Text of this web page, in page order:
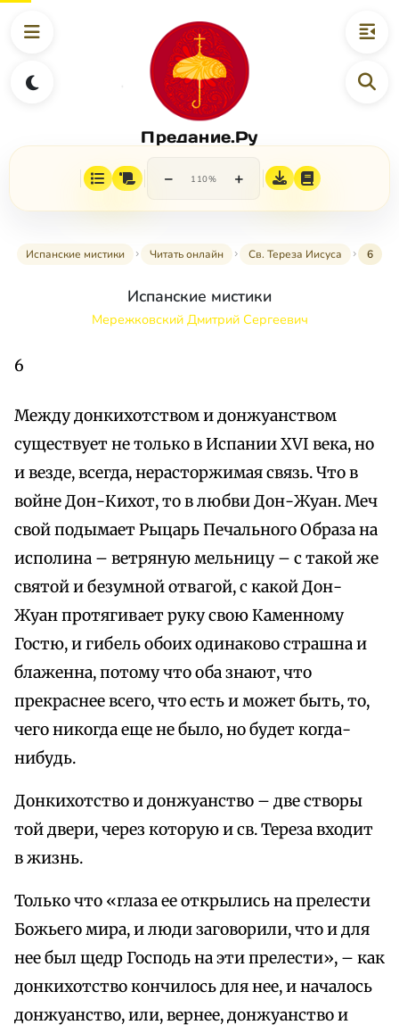
Предание.Ру
− 110% +
Испанские мистики Читать онлайн Св. Тереза Иисуса 6
Испанские мистики
Мережковский Дмитрий Сергеевич
6
Между донкихотством и донжуанством
существует не только в Испании XVI века, но
и везде, всегда, нерасторжимая связь. Что в
войне Дон-Кихот, то в любви Дон-Жуан. Меч
свой подымает Рыцарь Печального Образа на
исполина – ветряную мельницу – с такой же
святой и безумной отвагой, с какой Дон-
Жуан протягивает руку свою Каменному
Гостю, и гибель обоих одинаково страшна и
блаженна, потому что оба знают, что
прекраснее всего, что есть и может быть, то,
чего никогда еще не было, но будет когда-
нибудь.
Донкихотство и донжуанство – две створы
той двери, через которую и св. Тереза входит
в жизнь.
Только что «глаза ее открылись на прелести
Божьего мира, и люди заговорили, что и для
нее был щедр Господь на эти прелести», – как
донкихотство кончилось для нее, и началось
донжуанство, или, вернее, донжуанство и